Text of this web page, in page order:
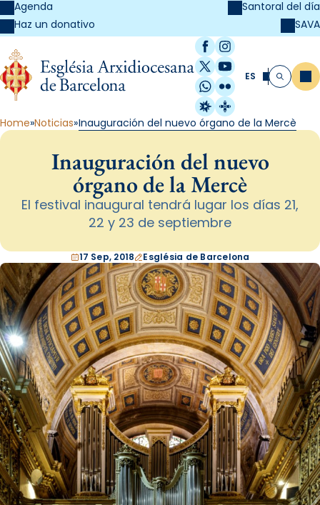
Agenda
Haz un donativo
Santoral del día
SAVA
Facebook
Instagram
X / Twitter
YouTube
WhatsApp
Flickr
Radio Estel
Catalunya
ES Buscar
Home Noticias Inauguración del nuevo órgano de la Mercè
Inauguración del nuevo
órgano de la Mercè
El festival inaugural tendrá lugar los días 21,
22 y 23 de septiembre
17 Sep, 2018 Església de Barcelona